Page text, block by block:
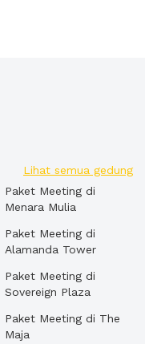
Lihat semua gedung
Paket Meeting di
Menara Mulia
Paket Meeting di
Alamanda Tower
Paket Meeting di
Sovereign Plaza
Paket Meeting di The
Maja